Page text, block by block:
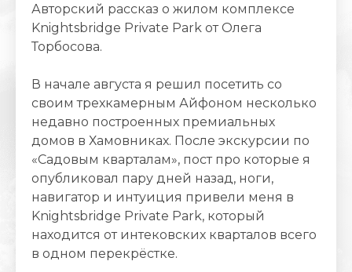
Авторский рассказ о жилом комплексе
Knightsbridge Private Park от Олега
Торбосова.
В начале августа я решил посетить со
своим трехкамерным Айфоном несколько
недавно построенных премиальных
домов в Хамовниках. После экскурсии по
«Садовым кварталам», пост про которые я
опубликовал пару дней назад, ноги,
навигатор и интуиция привели меня в
Knightsbridge Private Park, который
находится от интековских кварталов всего
в одном перекрёстке.